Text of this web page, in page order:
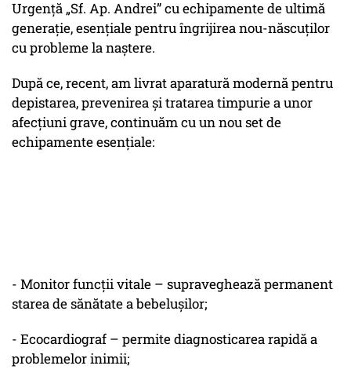
Urgență „Sf. Ap. Andrei” cu echipamente de ultimă
generație, esențiale pentru îngrijirea nou-născuților
cu probleme la naștere.
După ce, recent, am livrat aparatură modernă pentru
depistarea, prevenirea și tratarea timpurie a unor
afecțiuni grave, continuăm cu un nou set de
echipamente esențiale:
- Monitor funcții vitale – supraveghează permanent
starea de sănătate a bebelușilor;
- Ecocardiograf – permite diagnosticarea rapidă a
problemelor inimii;